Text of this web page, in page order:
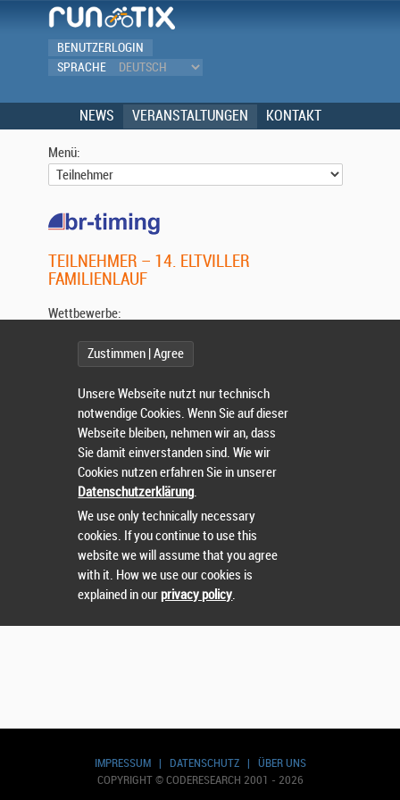
BENUTZERLOGIN
SPRACHE
NEWS VERANSTALTUNGEN KONTAKT
Menü:
TEILNEHMER – 14. ELTVILLER
FAMILIENLAUF
IMPRESSUM| DATENSCHUTZ| ÜBER UNS
COPYRIGHT © CODERESEARCH 2001 - 2026
Wettbewerbe:
Suchen
Zustimmen | Agree
Unsere Webseite nutzt nur technisch
notwendige Cookies. Wenn Sie auf dieser
Webseite bleiben, nehmen wir an, dass
Sie damit einverstanden sind. Wie wir
Cookies nutzen erfahren Sie in unserer
Datenschutzerklärung.
We use only technically necessary
cookies. If you continue to use this
website we will assume that you agree
with it. How we use our cookies is
explained in ourprivacy policy.